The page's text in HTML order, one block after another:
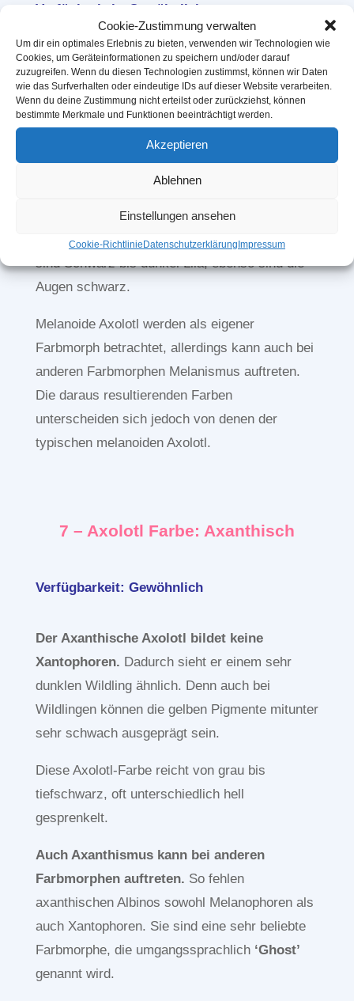
Cookie-Zustimmung verwalten
Um dir ein optimales Erlebnis zu bieten, verwenden wir Technologien wie
Cookies, um Geräteinformationen zu speichern und/oder darauf
zuzugreifen. Wenn du diesen Technologien zustimmst, können wir Daten
wie das Surfverhalten oder eindeutige IDs auf dieser Website verarbeiten.
Wenn du deine Zustimmung nicht erteilst oder zurückziehst, können
bestimmte Merkmale und Funktionen beeinträchtigt werden.
Akzeptieren
Ablehnen
Einstellungen ansehen
Cookie-RichtlinieDatenschutzerklärungImpressum
Verfügbarkeit: Gewöhnlich
Melanoide Axolotl haben wenige bis keine
Iridophoren, die reflektive Pigmente bilden.
Sie haben jedoch größere Mengen an
Melanophoren.Meist ist diese Axolotl-Farbe
sehr dunkel gefärbt und leicht lila, oft mit einem
etwas blasseren Bauch.
Im Gegensatz zu Wildlingen haben Melanoide
Axolotl keine glitzernden Flecken. Die Kiemen
sind Schwarz bis dunkel Lila, ebenso sind die
Augen schwarz.
Melanoide Axolotl werden als eigener
Farbmorph betrachtet, allerdings kann auch bei
anderen Farbmorphen Melanismus auftreten.
Die daraus resultierenden Farben
unterscheiden sich jedoch von denen der
typischen melanoiden Axolotl.
7 – Axolotl Farbe: Axanthisch
Verfügbarkeit: Gewöhnlich
Der Axanthische Axolotl bildet keine
Xantophoren. Dadurch sieht er einem sehr
dunklen Wildling ähnlich. Denn auch bei
Wildlingen können die gelben Pigmente mitunter
sehr schwach ausgeprägt sein.
Diese Axolotl-Farbe reicht von grau bis
tiefschwarz, oft unterschiedlich hell
gesprenkelt.
Auch Axanthismus kann bei anderen
Farbmorphen auftreten. So fehlen
axanthischen Albinos sowohl Melanophoren als
auch Xantophoren. Sie sind eine sehr beliebte
Farbmorphe, die umgangssprachlich ‘Ghost’
genannt wird.